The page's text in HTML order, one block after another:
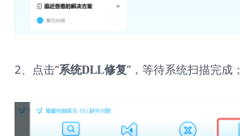
2、点击“系统DLL修复”，等待系统扫描完成；